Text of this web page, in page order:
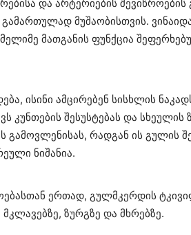
და არტერიების
გამართულად მუშაობისთვის.
მათგანის ფუნქცია
ისინი ამცირებენ სისხლის
კუნთების შესუსტებას და
გამოვლენისას, რადგან ის გულის
ნიშანია.
ერთად, გულმკერდის
ზურგზე და მხრებზე.